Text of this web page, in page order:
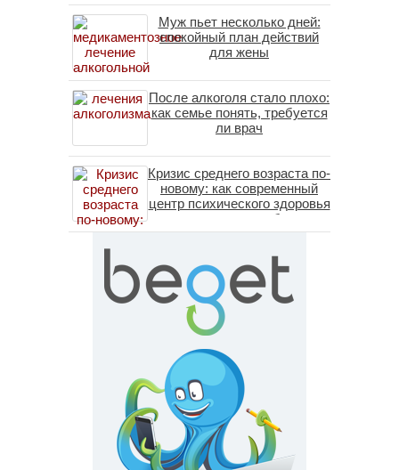
Муж пьет несколько дней:
спокойный план действий
для жены
После алкоголя стало плохо:
как семье понять, требуется
ли врач
Кризис среднего возраста по-
новому: как современный
центр психического здоровья
помогает пересобрать
личность без таблеток